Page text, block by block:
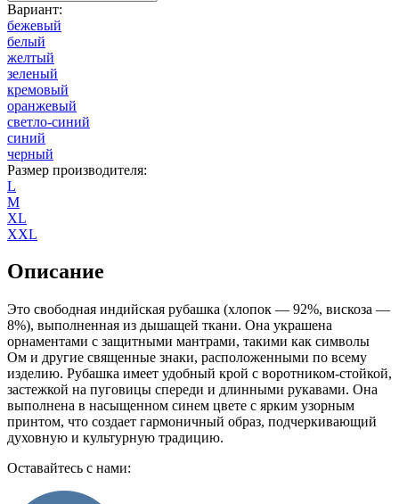
Вариант:
бежевый
белый
желтый
зеленый
кремовый
оранжевый
светло-синий
синий
черный
Размер производителя:
L
M
XL
XXL
Описание
Это свободная индийская рубашка (хлопок — 92%, вискоза —
8%), выполненная из дышащей ткани. Она украшена
орнаментами с защитными мантрами, такими как символы
Ом и другие священные знаки, расположенными по всему
изделию. Рубашка имеет удобный крой с воротником-стойкой,
застежкой на пуговицы спереди и длинными рукавами. Она
выполнена в насыщенном синем цвете с ярким узорным
принтом, что создает гармоничный образ, подчеркивающий
духовную и культурную традицию.
Оставайтесь с нами: